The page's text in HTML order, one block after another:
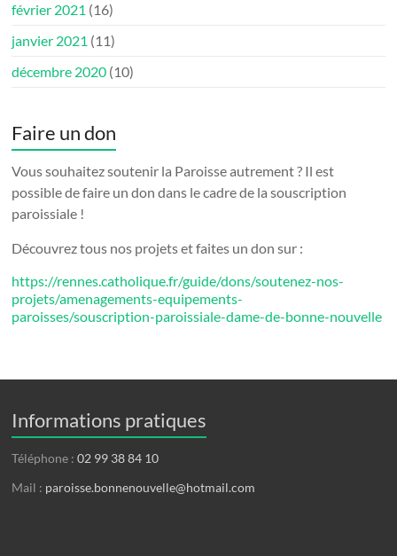
février 2021 (16)
janvier 2021 (11)
décembre 2020 (10)
Faire un don
Vous souhaitez soutenir la Paroisse autrement ? Il est
possible de faire un don dans le cadre de la souscription
paroissiale !
Découvrez tous nos projets et faites un don sur :
https://rennes.catholique.fr/guide/dons/soutenez-nos-
projets/amenagements-equipements-
paroisses/souscription-paroissiale-dame-de-bonne-nouvelle
Informations pratiques
Téléphone :02 99 38 84 10
Mail : paroisse.bonnenouvelle@hotmail.com